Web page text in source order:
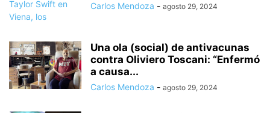
Carlos Mendoza - agosto 29, 2024
Una ola (social) de antivacunas
contra Oliviero Toscani: “Enfermó
a causa...
Carlos Mendoza - agosto 29, 2024